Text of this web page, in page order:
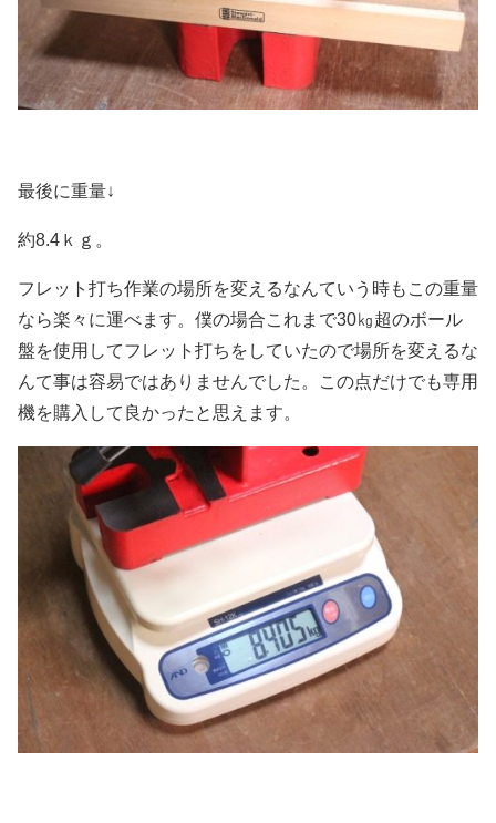
最後に重量↓
約8.4ｋｇ。
フレット打ち作業の場所を変えるなんていう時もこの重量
なら楽々に運べます。僕の場合これまで30㎏超のボール
盤を使用してフレット打ちをしていたので場所を変えるな
んて事は容易ではありませんでした。この点だけでも専用
機を購入して良かったと思えます。